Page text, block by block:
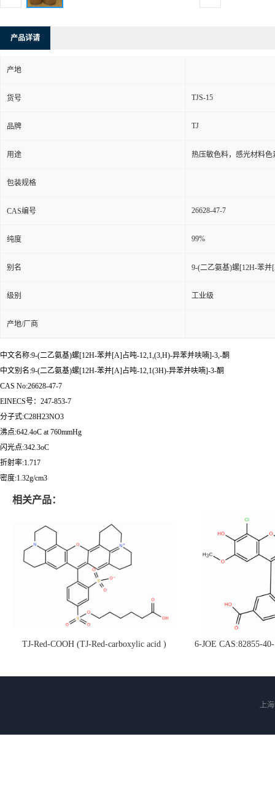
产品详请
产地
货号 TJS-15
品牌 TJ
用途 热压敏色料，感光材料色
包装规格
CAS编号 26628-47-7
纯度 99%
别名 9-(二乙氨基)螺[12H-苯
级别 工业级
产地/厂商
中文名称:9-(二乙氨基)螺[12H-苯并[A]占吨-12,1,(3,H)-异苯并呋喃]-3,-酮
中文别名:9-(二乙氨基)螺[12H-苯并[A]占吨-12,1(3H)-异苯并呋喃]-3-酮
CAS No:26628-47-7
EINECS号：247-853-7
分子式:C28H23NO3
沸点:642.4oC at 760mmHg
闪光点:342.3oC
折射率:1.717
密度:1.32g/cm3
相关产品：
TJ-Red-COOH (TJ-Red-carboxylic acid )
制，衍生物)
6-JOE CAS:82855-
衍生
上